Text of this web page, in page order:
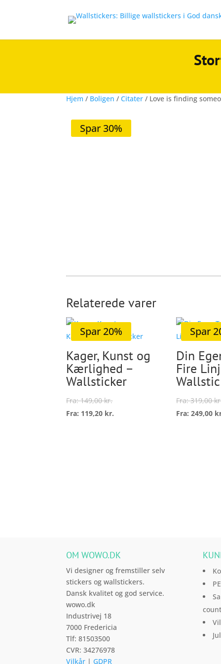
Hjem / Boligen /Citater / Love is finding
Spar 30%
Relaterede varer
Spar 20%
Kager, Kunst og
Kærlighed –
Wallsticker
Fra:149,00kr.
Fra: 119,20 kr.
Spar
Din
Fire
Fra:319,00
Fra:249,00
OM WOWO.DK
Vi designer og fremstiller selv
stickers og wallstickers.
Dansk kvalitet og god service.
wowo.dk
Industrivej 18
7000 Fredericia
Tlf: 81503500
CVR: 34276978
Vilkår | GDPR